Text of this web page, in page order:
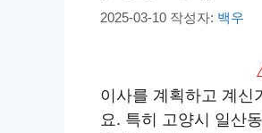
2025-03-10 작성자: 백우
이사를 계획하고 계신
요. 특히 고양시 일산